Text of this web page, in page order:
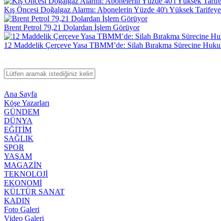
Kış Öncesi Doğalgaz Alarmı: Abonelerin Yüzde 40'ı Yüksek
Brent Petrol 79,21 Dolardan İşlem Görüyor
12 Maddelik Çerçeve Yasa TBMM’de: Silah Bırakma Sürecine
Ana Sayfa
Köşe Yazarları
GÜNDEM
DÜNYA
EĞİTİM
SAĞLIK
SPOR
YAŞAM
MAGAZİN
TEKNOLOJİ
EKONOMİ
KÜLTÜR SANAT
KADIN
Foto Galeri
Video Galeri